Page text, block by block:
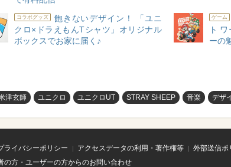
コラボグッズ
飽きないデザイン！ 「ユニ
クロ×ドラえもんTシャツ」オリジナル
ボックスでお家に届く♪
ゲーム
ト
ーの
津玄師 ユニクロ ユニクロUT STRAY SHEEP 音楽 デザ
ライバシーポリシー アクセスデータの利用・著作権等 外部送信ポ
の方・ユーザーの方からのお問い合わせ